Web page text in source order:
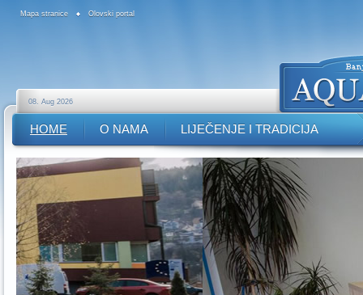
Mapa stranice Olovski portal
08. Aug 2026
HOME O NAMA LIJEČENJE I TRADICIJA